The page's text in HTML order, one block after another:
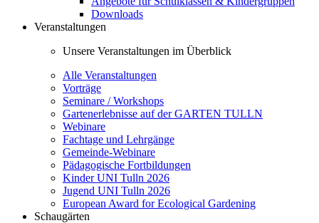
Downloads
Veranstaltungen
Unsere Veranstaltungen im Überblick
Alle Veranstaltungen
Vorträge
Seminare / Workshops
Gartenerlebnisse auf der GARTEN TULLN
Webinare
Fachtage und Lehrgänge
Gemeinde-Webinare
Pädagogische Fortbildungen
Kinder UNI Tulln 2026
Jugend UNI Tulln 2026
European Award for Ecological Gardening
Schaugärten